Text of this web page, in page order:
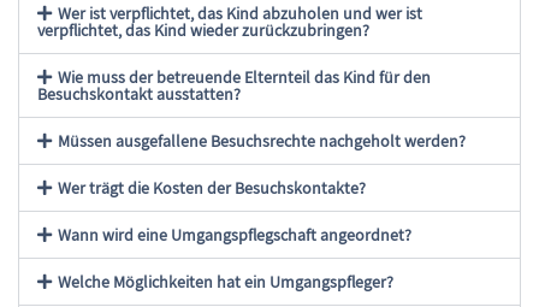
Wer ist verpflichtet, das Kind abzuholen und wer ist
verpflichtet, das Kind wieder zurückzubringen?
Wie muss der betreuende Elternteil das Kind für den
Besuchskontakt ausstatten?
Müssen ausgefallene Besuchsrechte nachgeholt werden?
Wer trägt die Kosten der Besuchskontakte?
Wann wird eine Umgangspflegschaft angeordnet?
Welche Möglichkeiten hat ein Umgangspfleger?